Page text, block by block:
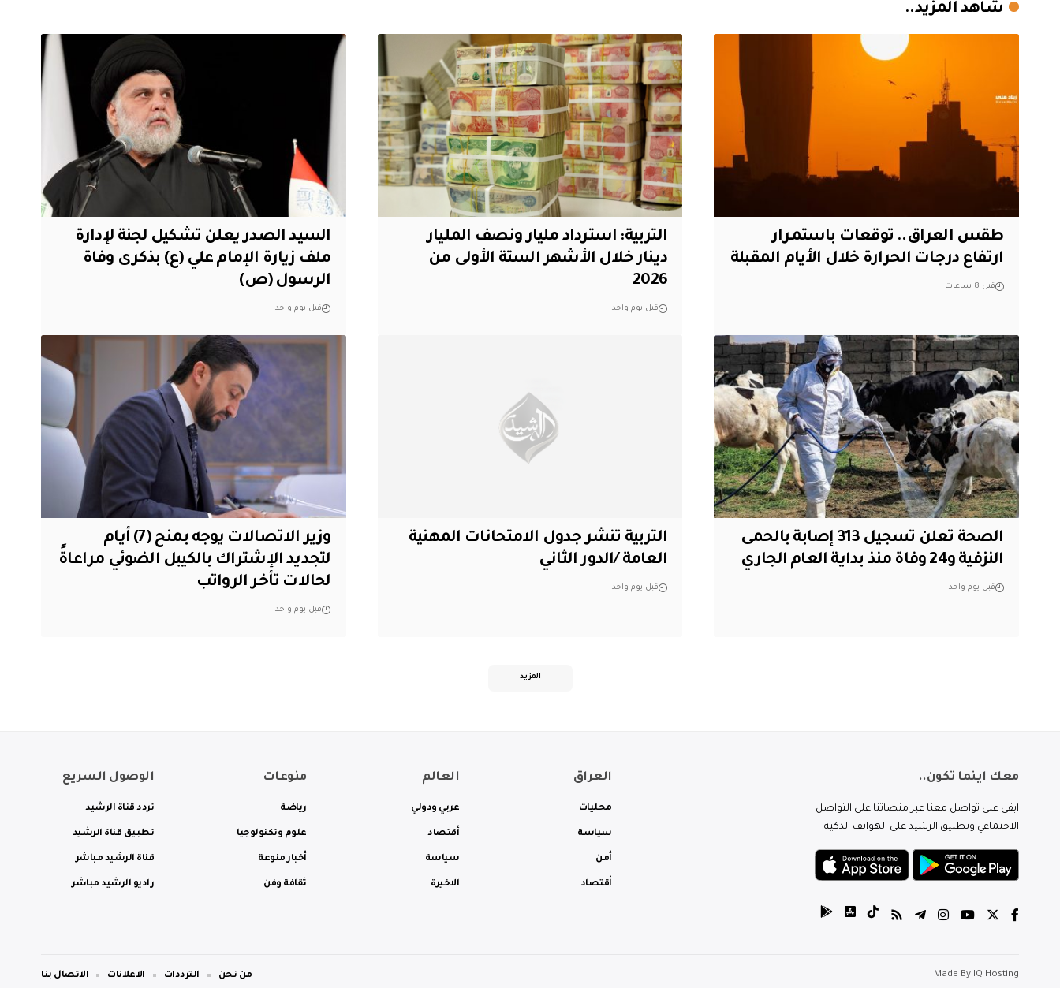
شاهد المزيد..
طقس العراق.. توقعات باستمرار
ارتفاع درجات الحرارة خلال الأيام المقبلة
قبل 8 ساعات
التربية: استرداد مليار ونصف المليار
دينار خلال الأشهر الستة الأولى من
2026
قبل يوم واحد
السيد الصدر يعلن تشكيل لجنة لإدارة
ملف زيارة الإمام علي (ع) بذكرى وفاة
الرسول (ص)
قبل يوم واحد
الصحة تعلن تسجيل 313 إصابة بالحمى
النزفية و24 وفاة منذ بداية العام الجاري
قبل يوم واحد
التربية تنشر جدول الامتحانات المهنية
العامة /الدور الثاني
قبل يوم واحد
وزير الاتصالات يوجه بمنح (7) أيام
لتجديد الإشتراك بالكيبل الضوئي مراعاةً
لحالات تأخر الرواتب
قبل يوم واحد
المزيد
معك اينما تكون..
ابقى على تواصل معنا عبر منصاتنا على التواصل
الاجتماعي وتطبيق الرشيد على الهواتف الذكية.
العراق
محليات
سياسة
أمن
أقتصاد
العالم
عربي ودولي
أقتصاد
سياسة
الاخيرة
منوعات
رياضة
علوم وتكنولوجيا
أخبار منوعة
ثقافة وفن
الوصول السريع
تردد قناة الرشيد
تطبيق قناة الرشيد
قناة الرشيد مباشر
راديو الرشيد مباشر
Made By IQ Hosting من نحن الترددات الاعلانات الاتصال بنا